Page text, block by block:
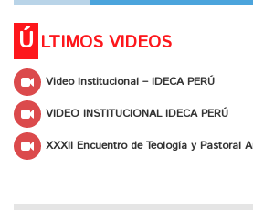
Ú LTIMOS VIDEOS
Video Institucional – IDECA PERÚ
VIDEO INSTITUCIONAL IDECA PERÚ
XXXII Encuentro de Teología y Pastoral